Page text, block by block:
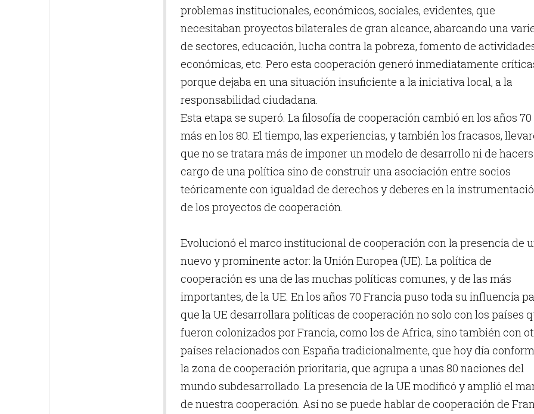
problemas institucionales, económicos, sociales, evidentes, que
necesitaban proyectos bilaterales de gran alcance, abarcando una
de sectores, educación, lucha contra la pobreza, fomento de
económicas, etc. Pero esta cooperación generó inmediatamente
porque dejaba en una situación insuficiente a la iniciativa local, a la
responsabilidad ciudadana.
Esta etapa se superó. La filosofía de cooperación cambió en los años 70
más en los 80. El tiempo, las experiencias, y también los fracasos,
que no se tratara más de imponer un modelo de desarrollo ni de
cargo de una política sino de construir una asociación entre socios
teóricamente con igualdad de derechos y deberes en la
de los proyectos de cooperación.
Evolucionó el marco institucional de cooperación con la presencia de
nuevo y prominente actor: la Unión Europea (UE). La política de
cooperación es una de las muchas políticas comunes, y de las más
importantes, de la UE. En los años 70 Francia puso toda su influencia
que la UE desarrollara políticas de cooperación no solo con los países
fueron colonizados por Francia, como los de Africa, sino también con
países relacionados con España tradicionalmente, que hoy día
la zona de cooperación prioritaria, que agrupa a unas 80 naciones del
mundo subdesarrollado. La presencia de la UE modificó y amplió el
de nuestra cooperación. Así no se puede hablar de cooperación de